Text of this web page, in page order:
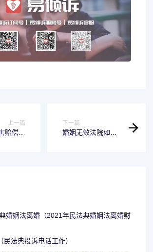
上一篇
赔偿如
下一篇
婚姻无效法院如何
婚姻法离婚（2021年民法典婚姻法离婚财
民法典投诉电话工作）